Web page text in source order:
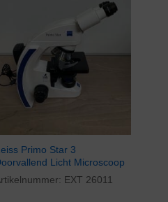
Primo Star 3
Licht Microscoop
EXT 26011
1.518,00